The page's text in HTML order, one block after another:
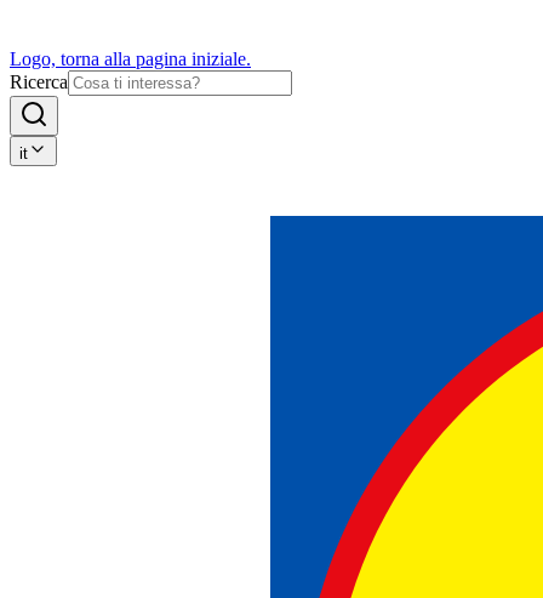
Logo, torna alla pagina iniziale.
Ricerca
it